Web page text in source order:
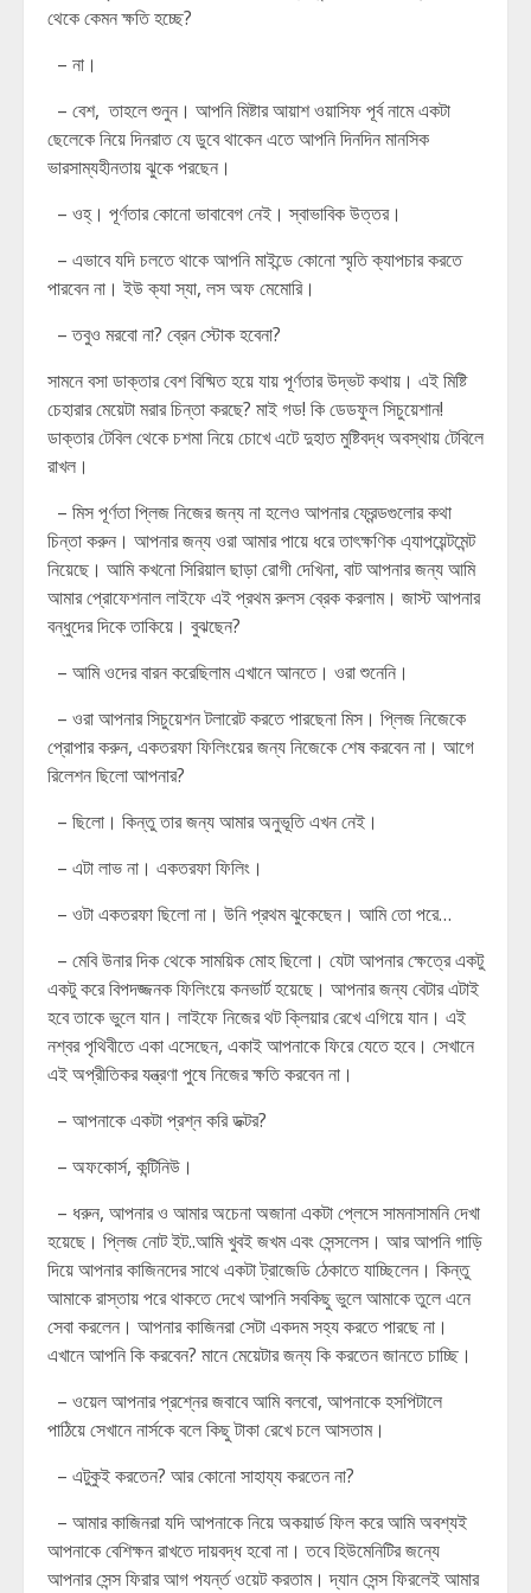
থেকে কেমন ক্ষতি হচ্ছে?
– না।
– বেশ, তাহলে শুনুন। আপনি মিষ্টার আয়াশ ওয়াসিফ পূর্ব নামে একটা
ছেলেকে নিয়ে দিনরাত যে ডুবে থাকেন এতে আপনি দিনদিন মানসিক
ভারসাম্যহীনতায় ঝুকে পরছেন।
– ওহ্। পূর্ণতার কোনো ভাবাবেগ নেই। স্বাভাবিক উত্তর।
– এভাবে যদি চলতে থাকে আপনি মাইন্ডে কোনো স্মৃতি ক্যাপচার করতে
পারবেন না। ইউ ক্যা স্যা, লস অফ মেমোরি।
– তবুও মরবো না? ব্রেন স্টোক হবেনা?
সামনে বসা ডাক্তার বেশ বিষ্মিত হয়ে যায় পূর্ণতার উদ্ভট কথায়। এই মিষ্টি
চেহারার মেয়েটা মরার চিন্তা করছে? মাই গড! কি ডেডফুল সিচুয়েশান!
ডাক্তার টেবিল থেকে চশমা নিয়ে চোখে এটে দুহাত মুষ্টিবদ্ধ অবস্থায় টেবিলে
রাখল।
– মিস পূর্ণতা প্লিজ নিজের জন্য না হলেও আপনার ফ্রেন্ডগুলোর কথা
চিন্তা করুন। আপনার জন্য ওরা আমার পায়ে ধরে তাৎক্ষণিক এ্যাপয়েন্টমেন্ট
নিয়েছে। আমি কখনো সিরিয়াল ছাড়া রোগী দেখিনা, বাট আপনার জন্য আমি
আমার প্রোফেশনাল লাইফে এই প্রথম রুলস ব্রেক করলাম। জাস্ট আপনার
বন্ধুদের দিকে তাকিয়ে। বুঝছেন?
– আমি ওদের বারন করেছিলাম এখানে আনতে। ওরা শুনেনি।
– ওরা আপনার সিচুয়েশন টলারেট করতে পারছেনা মিস। প্লিজ নিজেকে
প্রোপার করুন, একতরফা ফিলিংয়ের জন্য নিজেকে শেষ করবেন না। আগে
রিলেশন ছিলো আপনার?
– ছিলো। কিন্তু তার জন্য আমার অনুভূতি এখন নেই।
– এটা লাভ না। একতরফা ফিলিং।
– ওটা একতরফা ছিলো না। উনি প্রথম ঝুকেছেন। আমি তো পরে…
– মেবি উনার দিক থেকে সাময়িক মোহ ছিলো। যেটা আপনার ক্ষেত্রে একটু
একটু করে বিপদজ্জনক ফিলিংয়ে কনভার্ট হয়েছে। আপনার জন্য বেটার এটাই
হবে তাকে ভুলে যান। লাইফে নিজের থট ক্লিয়ার রেখে এগিয়ে যান। এই
নশ্বর পৃথিবীতে একা এসেছেন, একাই আপনাকে ফিরে যেতে হবে। সেখানে
এই অপ্রীতিকর যন্ত্রণা পুষে নিজের ক্ষতি করবেন না।
– আপনাকে একটা প্রশ্ন করি ডক্টর?
– অফকোর্স, কন্টিনিউ।
– ধরুন, আপনার ও আমার অচেনা অজানা একটা প্লেসে সামনাসামনি দেখা
হয়েছে। প্লিজ নোট ইট..আমি খুবই জখম এবং সেন্সলেস। আর আপনি গাড়ি
দিয়ে আপনার কাজিনদের সাথে একটা ট্রাজেডি ঠেকাতে যাচ্ছিলেন। কিন্তু
আমাকে রাস্তায় পরে থাকতে দেখে আপনি সবকিছু ভুলে আমাকে তুলে এনে
সেবা করলেন। আপনার কাজিনরা সেটা একদম সহ্য করতে পারছে না।
এখানে আপনি কি করবেন? মানে মেয়েটার জন্য কি করতেন জানতে চাচ্ছি।
– ওয়েল আপনার প্রশ্নের জবাবে আমি বলবো, আপনাকে হসপিটালে
পাঠিয়ে সেখানে নার্সকে বলে কিছু টাকা রেখে চলে আসতাম।
– এটুকুই করতেন? আর কোনো সাহায্য করতেন না?
– আমার কাজিনরা যদি আপনাকে নিয়ে অকয়ার্ড ফিল করে আমি অবশ্যই
আপনাকে বেশিক্ষন রাখতে দায়বদ্ধ হবো না। তবে হিউমেনিটির জন্যে
আপনার সেন্স ফিরার আগ পযর্ন্ত ওয়েট করতাম। দ্যান সেন্স ফিরলেই আমার